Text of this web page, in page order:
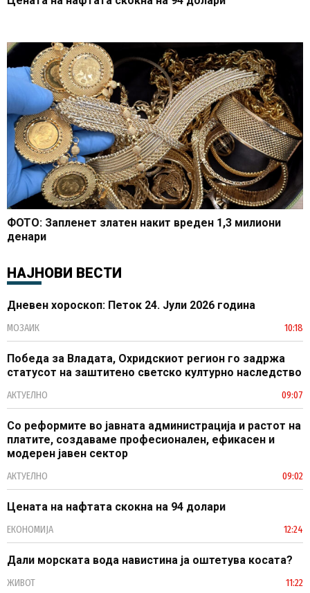
ФОТО: Запленет златен накит вреден 1,3 милиони
денари
НАЈНОВИ ВЕСТИ
Дневен хороскоп: Петок 24. Јули 2026 година
МОЗАИК 10:18
Победа за Владата, Охридскиот регион го задржа
статусот на заштитено светско културно наследство
АКТУЕЛНО 09:07
Со реформите во јавната администрација и растот на
платите, создаваме професионален, ефикасен и
модерен јавен сектор
АКТУЕЛНО 09:02
Цената на нафтата скокна на 94 долари
ЕКОНОМИЈА 12:24
Дали морската вода навистина ја оштетува косата?
ЖИВОТ 11:22